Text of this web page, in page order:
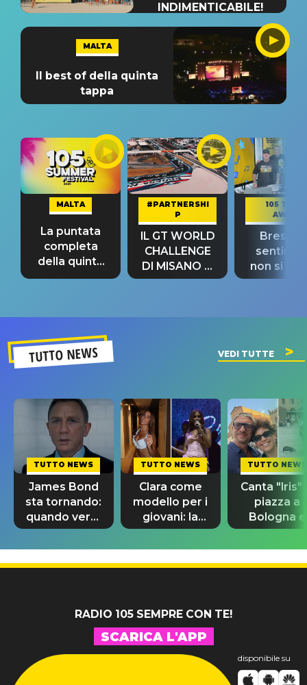
INDIMENTICABILE!
MALTA
Il best of della quinta
tappa
MALTA
La puntata
completa
della quinta
tappa
#PARTNERSHI
P
IL GT WORLD
CHALLENGE
DI MISANO si
riconferma
105 TAKE
AWAY
Bresh:
non si
fino alla
TUTTO NEWS VEDI TUTTE
TUTTO NEWS
James Bond
sta tornando:
quando verrà
svelato il
nuovo 007
TUTTO NEWS
Clara come
modello per i
giovani: la
dedica
dell'ex
professore
TUTTO NEWS
Canta "Iris"
piazza a
Bologna e
spunta
Antonacci
RADIO 105 SEMPRE CON TE!
SCARICA L'APP
disponibile su